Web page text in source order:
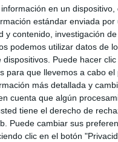
en un dispositivo,
estándar enviada por
y contenido, investigación
podemos utilizar datos de
Puede hacer
para que llevemos a cabo el
más detallada y
cuenta que algún
tiene el derecho de
Puede cambiar sus
clic en el botón
Autónoma de
Empleo
y muchos